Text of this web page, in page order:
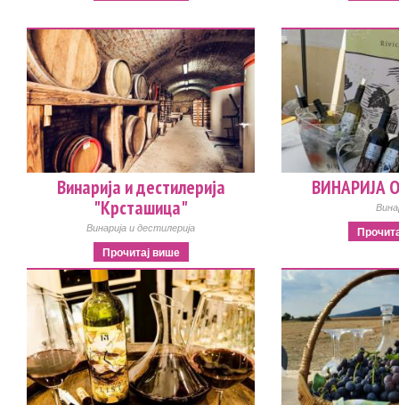
Винарија и дестилерија
"Крсташица"
Винарија и дестилерија
Прочитај више
ВИНАРИЈА